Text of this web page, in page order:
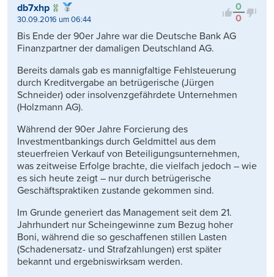
0
0
db7xhp
30.09.2016 um 06:44
Bis Ende der 90er Jahre war die Deutsche Bank AG
Finanzpartner der damaligen Deutschland AG.
Bereits damals gab es mannigfaltige Fehlsteuerung
durch Kreditvergabe an betrügerische (Jürgen
Schneider) oder insolvenzgefährdete Unternehmen
(Holzmann AG).
Während der 90er Jahre Forcierung des
Investmentbankings durch Geldmittel aus dem
steuerfreien Verkauf von Beteiligungsunternehmen,
was zeitweise Erfolge brachte, die vielfach jedoch – wie
es sich heute zeigt – nur durch betrügerische
Geschäftspraktiken zustande gekommen sind.
Im Grunde generiert das Management seit dem 21.
Jahrhundert nur Scheingewinne zum Bezug hoher
Boni, während die so geschaffenen stillen Lasten
(Schadenersatz- und Strafzahlungen) erst später
bekannt und ergebniswirksam werden.